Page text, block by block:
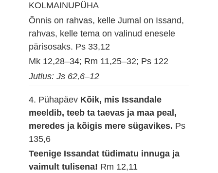
KOLMAINUPÜHA
Õnnis on rahvas, kelle Jumal on Issand,
rahvas, kelle tema on valinud enesele
pärisosaks. Ps 33,12
Mk 12,28–34; Rm 11,25–32; Ps 122
Jutlus: Js 62,6–12
4. Pühapäev Kõik, mis Issandale
meeldib, teeb ta taevas ja maa peal,
meredes ja kõigis mere sügavikes. Ps
135,6
Teenige Issandat tüdimatu innuga ja
vaimult tulisena! Rm 12,11